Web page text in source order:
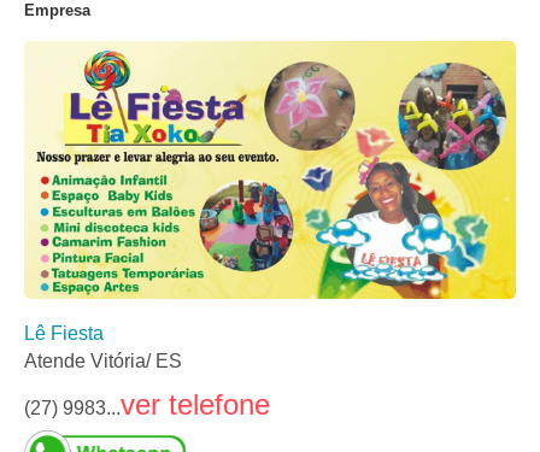
Empresa
Lê Fiesta
Atende Vitória/ ES
(27) 9983...ver telefone